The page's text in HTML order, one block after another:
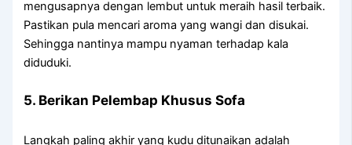
mengusapnya dengan lembut untuk meraih hasil terbaik.
Pastikan pula mencari aroma yang wangi dan disukai.
Sehingga nantinya mampu nyaman terhadap kala
diduduki.
5. Berikan Pelembap Khusus Sofa
Langkah paling akhir yang kudu ditunaikan adalah